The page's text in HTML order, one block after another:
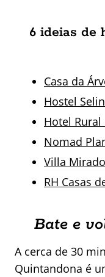
6 ideias de
Casa da
Hostel
Hotel
Nomad
Villa
RH Casas
Bate e
A cerca de 30
Quintandona é